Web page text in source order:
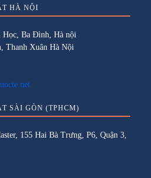
HÀ NỘI
Học, Ba Đình, Hà nội
Thanh Xuân Hà Nội
SÀI GÒN (TPHCM)
155 Hai Bà Trưng, P6, Quận 3,